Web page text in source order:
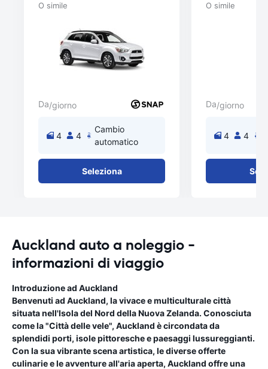
O simile
Da/giorno
4 4
Cambio
automatico
Seleziona
O simile
Da/giorno
4 4
Auckland auto a noleggio -
informazioni di viaggio
Introduzione ad Auckland
Benvenuti ad Auckland, la vivace e multiculturale città
situata nell'Isola del Nord della Nuova Zelanda. Conosciuta
come la "Città delle vele", Auckland è circondata da
splendidi porti, isole pittoresche e paesaggi lussureggianti.
Con la sua vibrante scena artistica, le diverse offerte
culinarie e le avventure all'aria aperta, Auckland offre una